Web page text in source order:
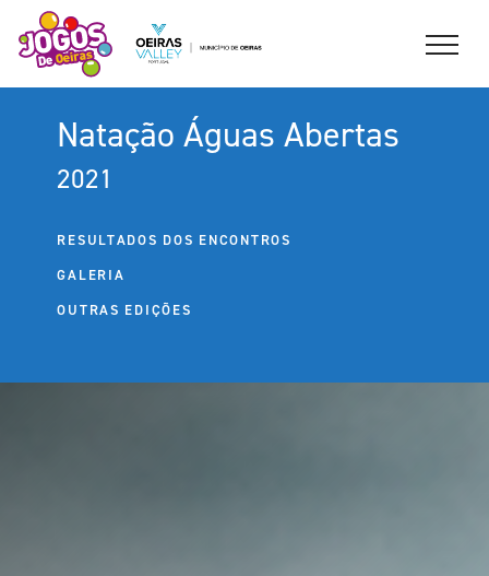
Natação Águas Abertas
2021
RESULTADOS DOS ENCONTROS
GALERIA
OUTRAS EDIÇÕES